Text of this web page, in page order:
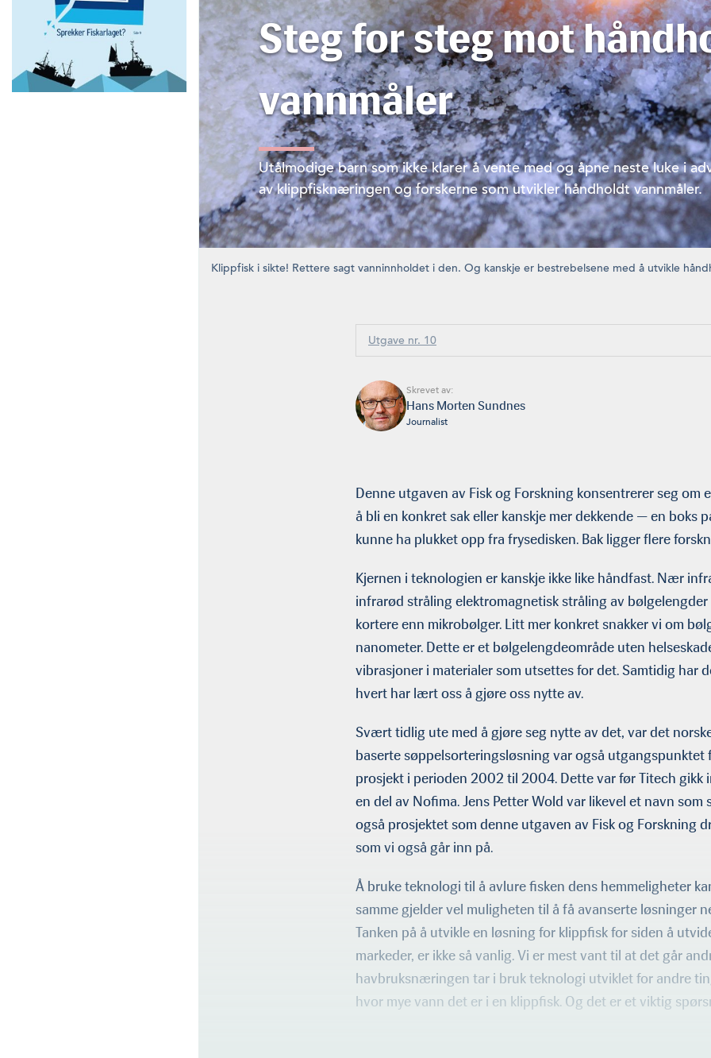
Steg for steg mot
vannmåler
Utålmodige barn som ikke klarer å vente med og åpne neste luke i
av klippfisknæringen og forskerne som utvikler håndholdt vannmåler.
Klippfisk i sikte! Rettere sagt vanninnholdet i den. Og kanskje er bestrebelsene med å utvikle
Utgave nr. 10
Skrevet av:
Hans Morten Sundnes
Journalist
Denne utgaven av Fisk og Forskning konsentrerer seg om
å bli en konkret sak eller kanskje mer dekkende — en boks
kunne ha plukket opp fra frysedisken. Bak ligger flere
Kjernen i teknologien er kanskje ikke like håndfast. Nær
infrarød stråling elektromagnetisk stråling av bølgelengder
kortere enn mikrobølger. Litt mer konkret snakker vi om
nanometer. Dette er et bølgelengdeområde uten
vibrasjoner i materialer som utsettes for det. Samtidig har
hvert har lært oss å gjøre oss nytte av.
Svært tidlig ute med å gjøre seg nytte av det, var det
baserte søppelsorteringsløsning var også utgangspunktet
prosjekt i perioden 2002 til 2004. Dette var før Titech gikk
en del av Nofima. Jens Petter Wold var likevel et navn som
også prosjektet som denne utgaven av Fisk og Forskning
som vi også går inn på.
Å bruke teknologi til å avlure fisken dens hemmeligheter
samme gjelder vel muligheten til å få avanserte løsninger
Tanken på å utvikle en løsning for klippfisk for siden å
markeder, er ikke så vanlig. Vi er mest vant til at det går
havbruksnæringen tar i bruk teknologi utviklet for andre
hvor mye vann det er i en klippfisk. Og det er et viktig